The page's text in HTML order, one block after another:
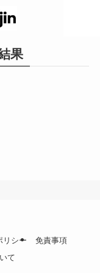
果
リシー
免責事項
て